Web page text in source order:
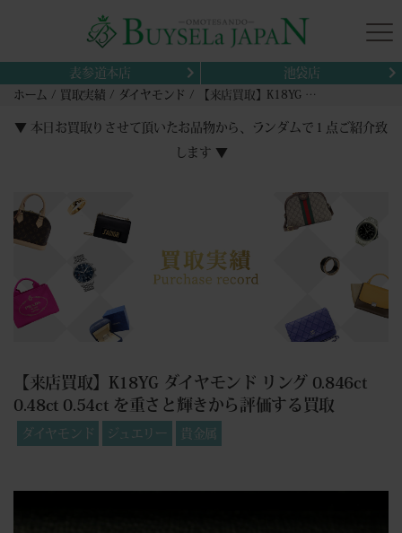
表参道本店 池袋店
ホーム 買取実績 ダイヤモンド 【来店買取】K18YG ダイヤモンド リング 0.846ct 0.48ct 0.54ct を重さと輝きから評価する買取
▼ 本日お買取りさせて頂いたお品物から、ランダムで１点ご紹介致
します ▼
【来店買取】K18YG ダイヤモンド リング 0.846ct
0.48ct 0.54ct を重さと輝きから評価する買取
ダイヤモンド ジュエリー 貴金属